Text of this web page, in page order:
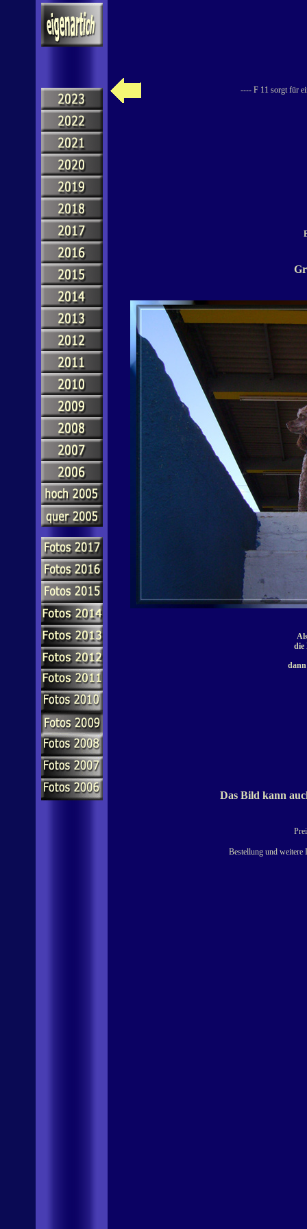
---- F 11 sorgt für
die
Das Bild kann
Bestellung und weitere